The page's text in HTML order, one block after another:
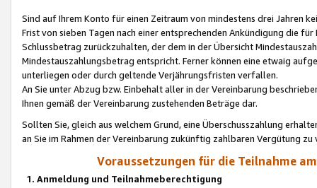
Sind auf Ihrem Konto für einen Zeitraum von mindestens drei Jahren
Frist von sieben Tagen nach einer entsprechenden Ankündigung die
Schlussbetrag zurückzuhalten, der dem in der Übersicht
Mindestauszahlungsbetrag entspricht. Ferner können eine etwaig
unterliegen oder durch geltende Verjährungsfristen verfallen.
An Sie unter Abzug bzw. Einbehalt aller in der Vereinbarung
Ihnen gemäß der Vereinbarung zustehenden Beträge dar.
Sollten Sie, gleich aus welchem Grund, eine Überschusszahlung
an Sie im Rahmen der Vereinbarung zukünftig zahlbaren Vergütung zu
Voraussetzungen für die Teilnahme
1. Anmeldung und Teilnahmeberechtigung